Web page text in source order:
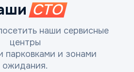
СТО
наши сервисные
центры
парковками и зонами
ожидания.